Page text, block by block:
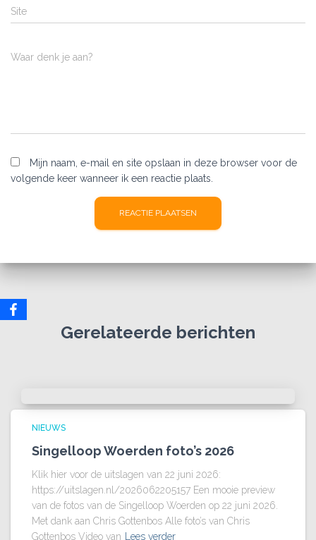
Site
Waar denk je aan?
Mijn naam, e-mail en site opslaan in deze browser voor de
volgende keer wanneer ik een reactie plaats.
Gerelateerde berichten
NIEUWS
Singelloop Woerden foto’s 2026
Klik hier voor de uitslagen van 22 juni 2026:
https://uitslagen.nl/2026062205157 Een mooie preview
van de fotos van de Singelloop Woerden op 22 juni 2026.
Met dank aan Chris Gottenbos Alle foto’s van Chris
Gottenbos Video van
Lees verder